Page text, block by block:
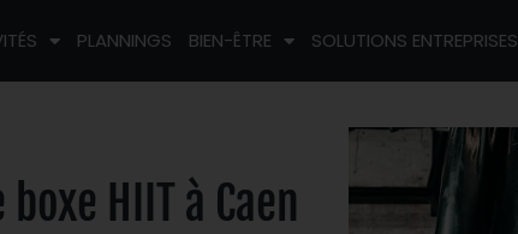
PLANNINGS BIEN-ÊTRE SOLUTIONS ENTREPRISES
HIIT à Caen